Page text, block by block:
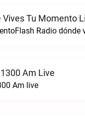
Vives Tu Momento
Radio dónde
Am Live
Am live